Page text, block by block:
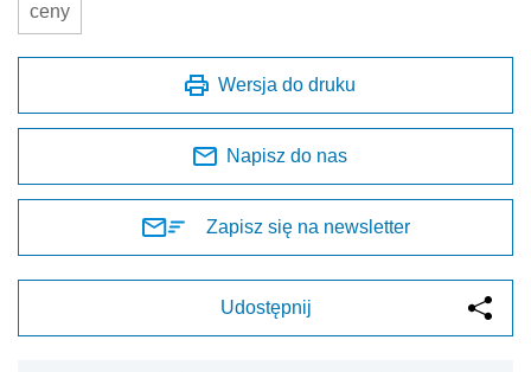
ceny
Wersja do druku
Napisz do nas
Zapisz się na newsletter
Udostępnij